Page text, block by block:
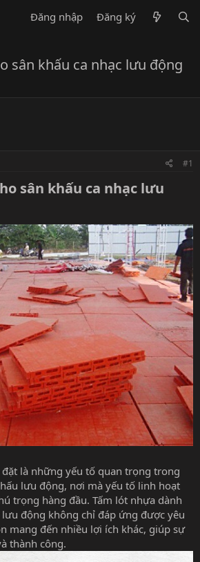
Đăng nhập Đăng ký
sân khấu ca nhạc lưu động
#1
sân khấu ca nhạc lưu
đặt là những yếu tố quan trọng trong
lưu động, nơi mà yếu tố linh hoạt
trọng hàng đầu. Tấm lót nhựa dành
lưu động không chỉ đáp ứng được yêu
mang đến nhiều lợi ích khác, giúp sự
thành công.